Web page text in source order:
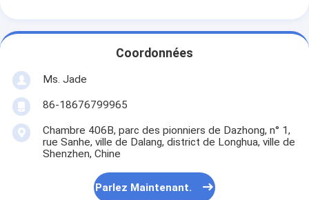
Fermetures tubulaires
Serrure d'armoire intelligente
Robinet d'eau intelligent
Coordonnées
Ms. Jade
86-18676799965
Chambre 406B, parc des pionniers de Dazhong, n° 1,
rue Sanhe, ville de Dalang, district de Longhua, ville de
Shenzhen, Chine
Parlez Maintenant.